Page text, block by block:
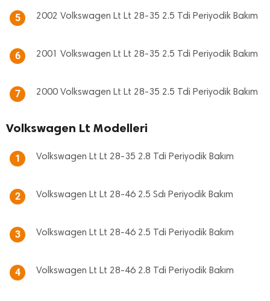
5 2002 Volkswagen Lt Lt 28-35 2.5 Tdi Periyodik Bakım
6 2001 Volkswagen Lt Lt 28-35 2.5 Tdi Periyodik Bakım
7 2000 Volkswagen Lt Lt 28-35 2.5 Tdi Periyodik Bakım
Volkswagen Lt Modelleri
1 Volkswagen Lt Lt 28-35 2.8 Tdi Periyodik Bakım
2 Volkswagen Lt Lt 28-46 2.5 Sdı Periyodik Bakım
3 Volkswagen Lt Lt 28-46 2.5 Tdi Periyodik Bakım
4 Volkswagen Lt Lt 28-46 2.8 Tdi Periyodik Bakım